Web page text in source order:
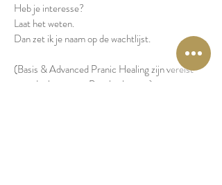
Heb je interesse?
Laat het weten.
Dan zet ik je naam op de wachtlijst.
(Basis & Advanced Pranic Healing zijn vereist
voor deelname aan Psychotherapy)